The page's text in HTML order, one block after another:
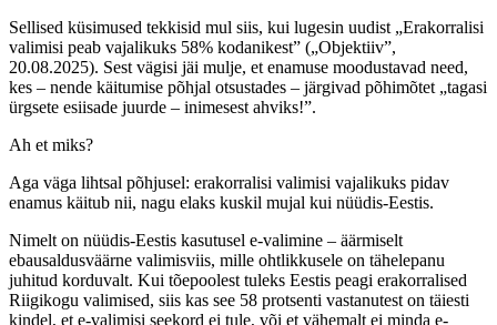
Sellised küsimused tekkisid mul siis, kui lugesin uudist „Erakorralisi
valimisi peab vajalikuks 58% kodanikest” („Objektiiv”,
20.08.2025). Sest vägisi jäi mulje, et enamuse moodustavad need,
kes – nende käitumise põhjal otsustades – järgivad põhimõtet „tagasi
ürgsete esiisade juurde – inimesest ahviks!”.
Ah et miks?
Aga väga lihtsal põhjusel: erakorralisi valimisi vajalikuks pidav
enamus käitub nii, nagu elaks kuskil mujal kui nüüdis-Eestis.
Nimelt on nüüdis-Eestis kasutusel e-valimine – äärmiselt
ebausaldusväärne valimisviis, mille ohtlikkusele on tähelepanu
juhitud korduvalt. Kui tõepoolest tuleks Eestis peagi erakorralised
Riigikogu valimised, siis kas see 58 protsenti vastanutest on täiesti
kindel, et e-valimisi seekord ei tule, või et vähemalt ei minda e-